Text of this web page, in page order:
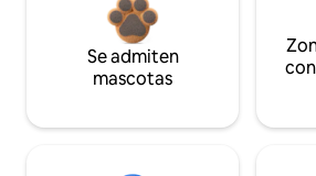
Se admiten
mascotas